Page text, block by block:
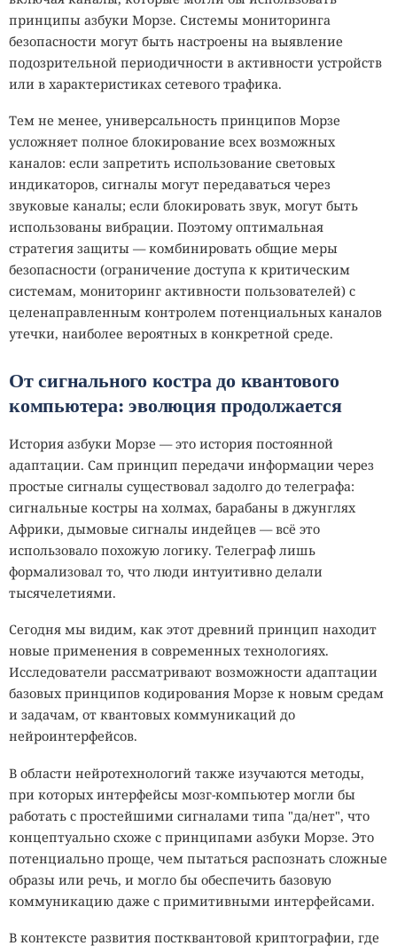
принципы азбуки Морзе. Системы мониторинга
безопасности могут быть настроены на выявление
подозрительной периодичности в активности устройств
или в характеристиках сетевого трафика.
Тем не менее, универсальность принципов Морзе
усложняет полное блокирование всех возможных
каналов: если запретить использование световых
индикаторов, сигналы могут передаваться через
звуковые каналы; если блокировать звук, могут быть
использованы вибрации. Поэтому оптимальная
стратегия защиты — комбинировать общие меры
безопасности (ограничение доступа к критическим
системам, мониторинг активности пользователей) с
целенаправленным контролем потенциальных каналов
утечки, наиболее вероятных в конкретной среде.
От сигнального костра до квантового
компьютера: эволюция продолжается
История азбуки Морзе — это история постоянной
адаптации. Сам принцип передачи информации через
простые сигналы существовал задолго до телеграфа:
сигнальные костры на холмах, барабаны в джунглях
Африки, дымовые сигналы индейцев — всё это
использовало похожую логику. Телеграф лишь
формализовал то, что люди интуитивно делали
тысячелетиями.
Сегодня мы видим, как этот древний принцип находит
новые применения в современных технологиях.
Исследователи рассматривают возможности адаптации
базовых принципов кодирования Морзе к новым средам
и задачам, от квантовых коммуникаций до
нейроинтерфейсов.
В области нейротехнологий также изучаются методы,
при которых интерфейсы мозг-компьютер могли бы
работать с простейшими сигналами типа "да/нет", что
концептуально схоже с принципами азбуки Морзе. Это
потенциально проще, чем пытаться распознать сложные
образы или речь, и могло бы обеспечить базовую
коммуникацию даже с примитивными интерфейсами.
В контексте развития постквантовой криптографии, где